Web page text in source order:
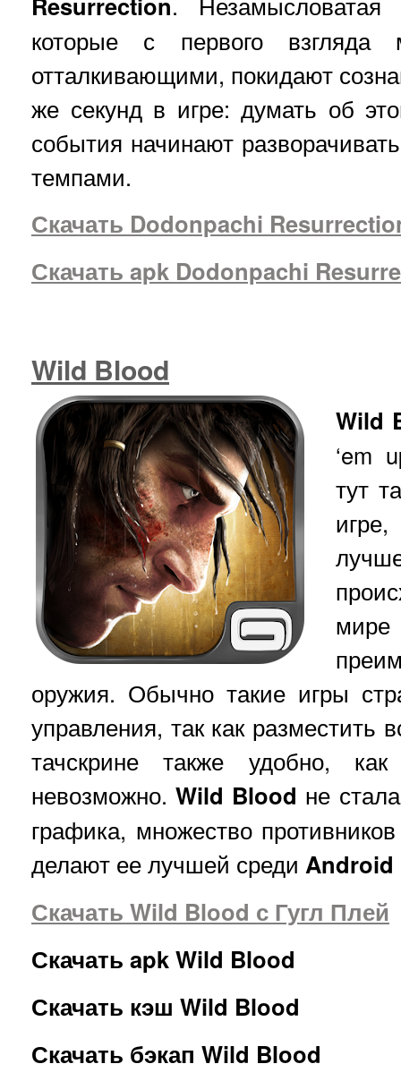
которые с первого взгляда
отталкивающими, покидают
же секунд в игре: думать об
события начинают
темпами.
Скачать Dodonpachi
Скачать apk Dodonpachi
Wild Blood
Wild
‘em
тут
оружия. Обычно такие игры
управления, так как разместить
тачскрине также удобно,
невозможно.Wild Blood не
графика, множество
делают ее лучшей среди Android
Скачать Wild Blood с Гугл Плей
Скачать apk Wild Blood
Скачать кэш Wild Blood
Скачать бэкап Wild Blood